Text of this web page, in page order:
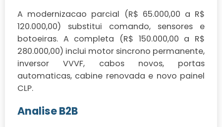
A modernizacao parcial (R$ 65.000,00 a R$
120.000,00) substitui comando, sensores e
botoeiras. A completa (R$ 150.000,00 a R$
280.000,00) inclui motor sincrono permanente,
inversor VVVF, cabos novos, portas
automaticas, cabine renovada e novo painel
CLP.
Analise B2B